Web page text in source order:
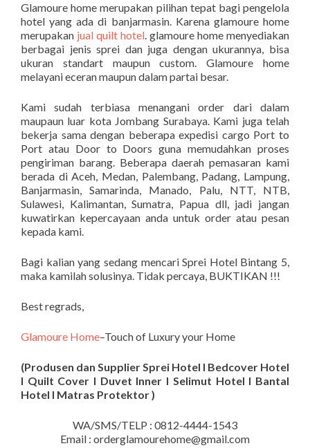
Glamoure home merupakan pilihan tepat bagi pengelola
hotel yang ada di banjarmasin. Karena glamoure home
merupakan jual quilt hotel. glamoure home menyediakan
berbagai jenis sprei dan juga dengan ukurannya, bisa
ukuran standart maupun custom. Glamoure home
melayani eceran maupun dalam partai besar.
Kami sudah terbiasa menangani order dari dalam
maupaun luar kota Jombang Surabaya. Kami juga telah
bekerja sama dengan beberapa expedisi cargo Port to
Port atau Door to Doors guna memudahkan proses
pengiriman barang. Beberapa daerah pemasaran kami
berada di Aceh, Medan, Palembang, Padang, Lampung,
Banjarmasin, Samarinda, Manado, Palu, NTT, NTB,
Sulawesi, Kalimantan, Sumatra, Papua dll, jadi jangan
kuwatirkan kepercayaan anda untuk order atau pesan
kepada kami.
Bagi kalian yang sedang mencari Sprei Hotel Bintang 5,
maka kamilah solusinya. Tidak percaya, BUKTIKAN !!!
Best regrads,
Glamoure Home–Touch of Luxury your Home
(Produsen dan Supplier Sprei Hotel I Bedcover Hotel
I Quilt Cover I Duvet Inner I Selimut Hotel I Bantal
Hotel I Matras Protektor )
WA/SMS/TELP : 0812-4444-1543
Email : orderglamourehome@gmail.com